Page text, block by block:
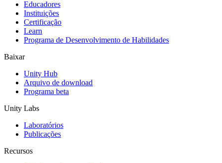
Jogos XR
Lance jogos XR em várias plataformas
Jogos com multijogador
Educadores
Instituições
Certificação
Learn
Programa de Desenvolvimento de Habilidades
Baixar
Unity Hub
Arquivo de download
Programa beta
Unity Labs
Laboratórios
Publicações
Recursos